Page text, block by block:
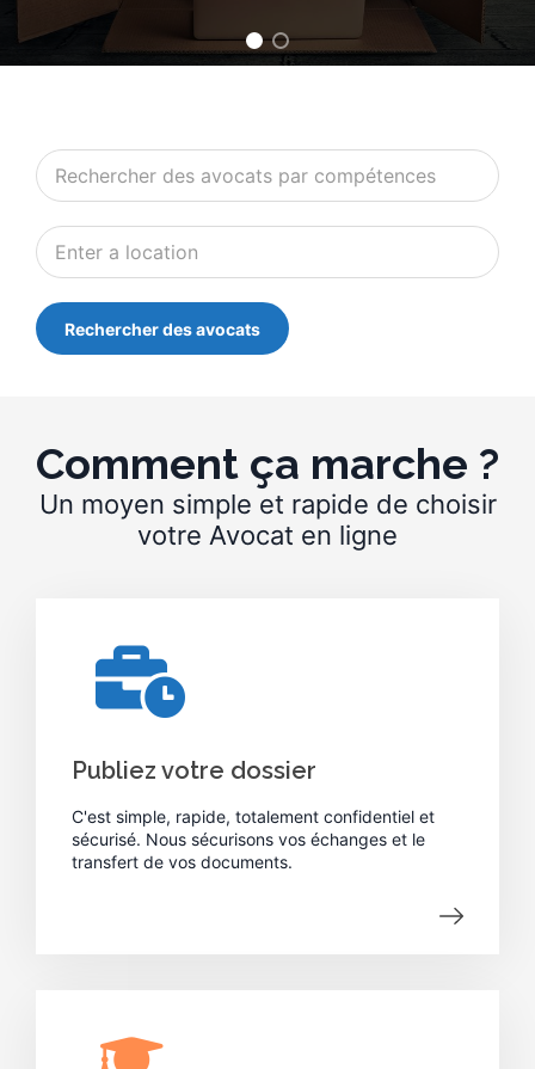
Comment ça marche ?
Un moyen simple et rapide de choisir
votre Avocat en ligne
Publiez votre dossier
C'est simple, rapide, totalement confidentiel et
sécurisé. Nous sécurisons vos échanges et le
transfert de vos documents.